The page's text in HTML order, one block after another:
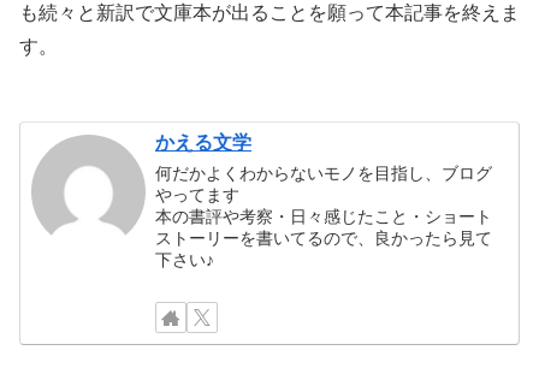
も続々と新訳で文庫本が出ることを願って本記事を終えま
す。
かえる文学
何だかよくわからないモノを目指し、ブログ
やってます
本の書評や考察・日々感じたこと・ショート
ストーリーを書いてるので、良かったら見て
下さい♪